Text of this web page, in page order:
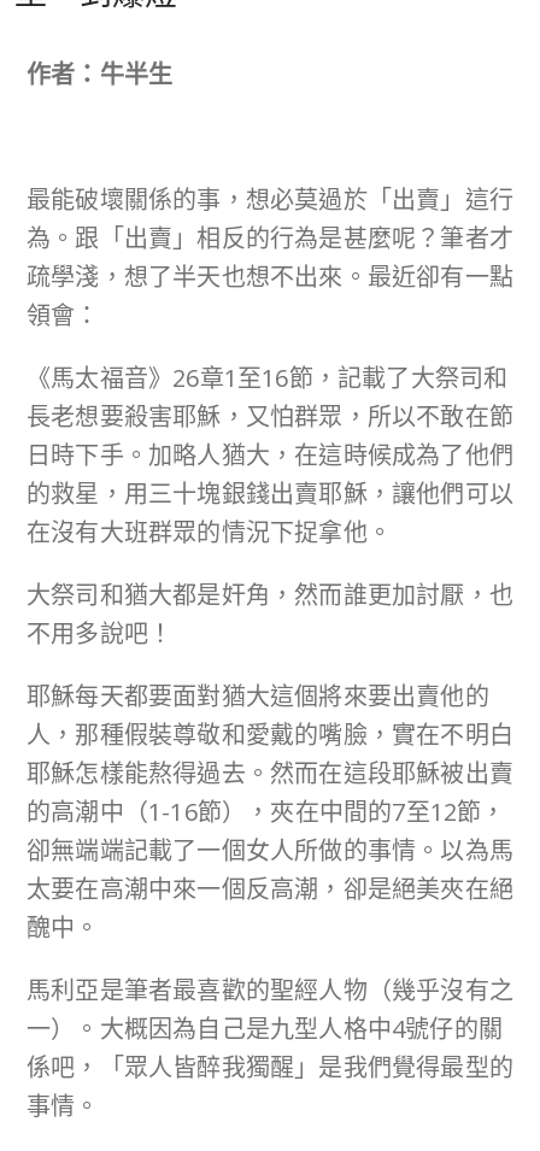
作者：牛半生
最能破壞關係的事，想必莫過於「出賣」這行
為。跟「出賣」相反的行為是甚麼呢？筆者才
疏學淺，想了半天也想不出來。最近卻有一點
領會：
《馬太福音》26章1至16節，記載了大祭司和
長老想要殺害耶穌，又怕群眾，所以不敢在節
日時下手。加略人猶大，在這時候成為了他們
的救星，用三十塊銀錢出賣耶穌，讓他們可以
在沒有大班群眾的情況下捉拿他。
大祭司和猶大都是奸角，然而誰更加討厭，也
不用多說吧！
耶穌每天都要面對猶大這個將來要出賣他的
人，那種假裝尊敬和愛戴的嘴臉，實在不明白
耶穌怎樣能熬得過去。然而在這段耶穌被出賣
的高潮中（1-16節），夾在中間的7至12節，
卻無端端記載了一個女人所做的事情。以為馬
太要在高潮中來一個反高潮，卻是絕美夾在絕
醜中。
馬利亞是筆者最喜歡的聖經人物（幾乎沒有之
一）。大概因為自己是九型人格中4號仔的關
係吧，「眾人皆醉我獨醒」是我們覺得最型的
事情。